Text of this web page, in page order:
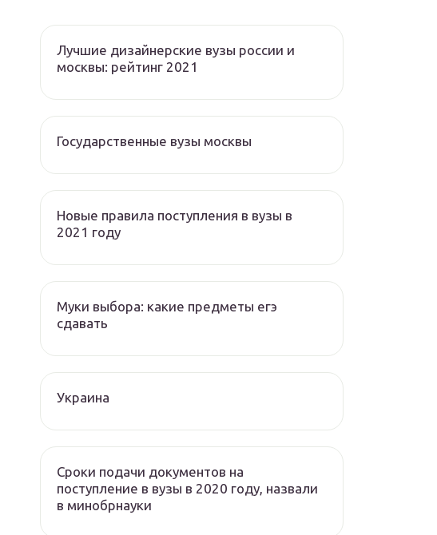
Лучшие дизайнерские вузы россии и
москвы: рейтинг 2021
Государственные вузы москвы
Новые правила поступления в вузы в
2021 году
Муки выбора: какие предметы егэ
сдавать
Украина
Сроки подачи документов на
поступление в вузы в 2020 году, назвали
в минобрнауки